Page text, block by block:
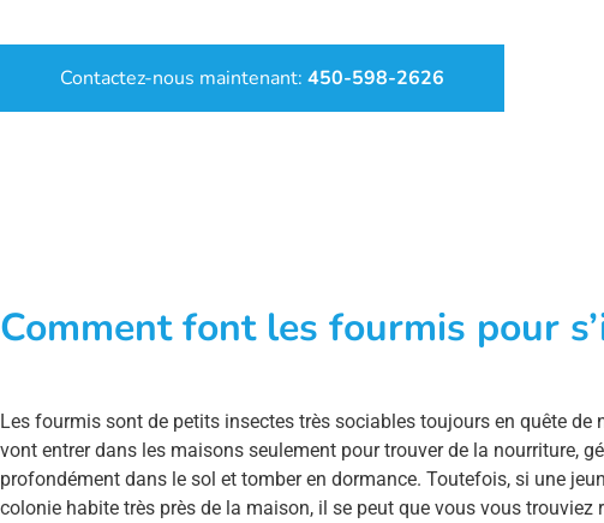
Contactez-nous maintenant: 450-598-2626
Comment font les fourmis pour
Les fourmis sont de petits insectes très sociables toujours en quête
vont entrer dans les maisons seulement pour trouver de la nourriture,
profondément dans le sol et tomber en dormance. Toutefois, si une
colonie habite très près de la maison, il se peut que vous vous